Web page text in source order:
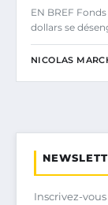
EN BREF
dollars se
NICOLAS
Inscrivez-